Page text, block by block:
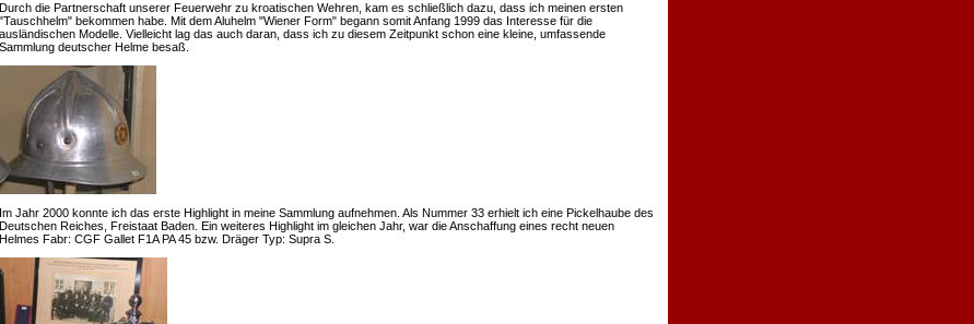
Durch die Partnerschaft unserer Feuerwehr zu kroatischen Wehren, kam es schließlich dazu, dass ich meinen ersten
"Tauschhelm" bekommen habe. Mit dem Aluhelm "Wiener Form" begann somit Anfang 1999 das Interesse für die
ausländischen Modelle. Vielleicht lag das auch daran, dass ich zu diesem Zeitpunkt schon eine kleine, umfassende
Sammlung deutscher Helme besaß.
Im Jahr 2000 konnte ich das erste Highlight in meine Sammlung aufnehmen. Als Nummer 33 erhielt ich eine Pickelhaube des
Deutschen Reiches, Freistaat Baden. Ein weiteres Highlight im gleichen Jahr, war die Anschaffung eines recht neuen
Helmes Fabr: CGF Gallet F1A PA 45 bzw. Dräger Typ: Supra S.